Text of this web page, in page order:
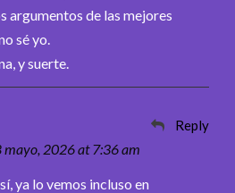
argumentos de las mejores
sé yo.
y suerte.
mayo, 2026 at 7:36 am
Reply
ya lo vemos incluso en